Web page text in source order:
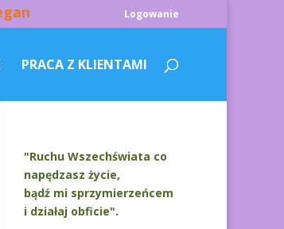
Logowanie
PRACA Z KLIENTAMI
"Ruchu Wszechświata co
napędzasz życie,
bądź mi sprzymierzeńcem
i działaj obficie".